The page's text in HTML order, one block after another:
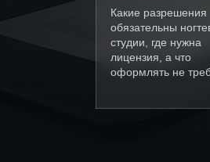
Какие разрешения
обязательны
студии, где нужна
лицензия, а что
оформлять не